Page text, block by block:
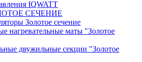
IQWATT
СЕЧЕНИЕ
Золотое сечение
нагревательные маты "Золотое
двужильные секции "Золотое